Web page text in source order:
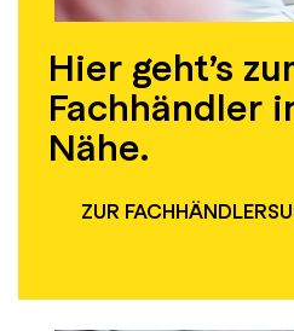
Hier geht’s
Fachhändler
Nähe.
ZUR